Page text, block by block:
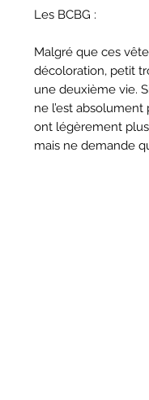
Les BCBG :
Malgré que ces
décoloration, petit
une deuxième vie.
ne l’est
ont légèrement
mais ne demande